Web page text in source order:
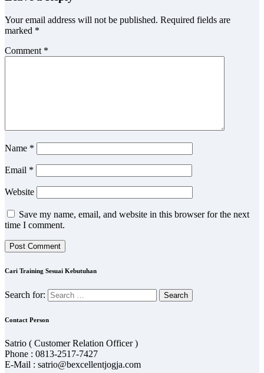
Your email address will not be published. Required fields are
marked *
Comment *
Name *
Email *
Website
Save my name, email, and website in this browser for the next
time I comment.
Cari Training Sesuai Kebutuhan
Search for:
Contact Person
Satrio ( Customer Relation Officer )
Phone : 0813-2517-7427
E-Mail : satrio@bexcellentjogja.com